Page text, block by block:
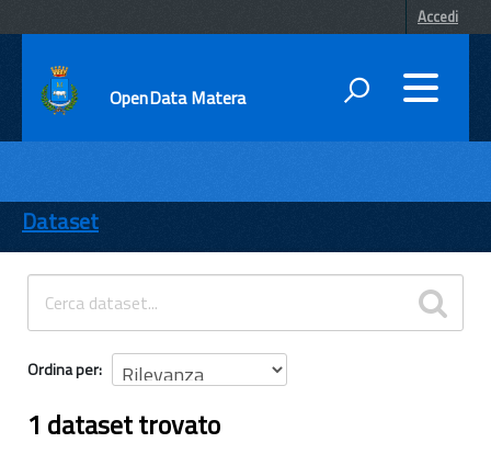
Accedi
OpenData Matera
ENTI
TEMI
INFORMAZIONI
Dataset
Ordina per
1 dataset trovato